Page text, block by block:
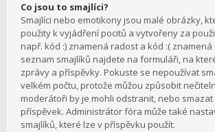
Co jsou to smajlíci?
Smajlíci nebo emotikony jsou malé obrázky,
použity k vyjádření pocitů a vytvořeny za
např. kód :) znamená radost a kód :(
seznam smajlíků najdete na formuláři, na
zprávy a příspěvky. Pokuste se nepoužívat
velkém počtu, protože můžou způsobit
moderátoři by je mohli odstranit, nebo smazat
příspěvek. Administrátor fóra může také
smajlíků, které lze v příspěvku použít.